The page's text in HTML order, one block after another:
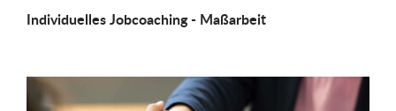
Individu­elles Job­coaching - Maßarbeit